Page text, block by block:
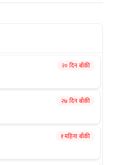
२० दिन बाँकी
२७ दिन बाँकी
१ महिना बाँकी